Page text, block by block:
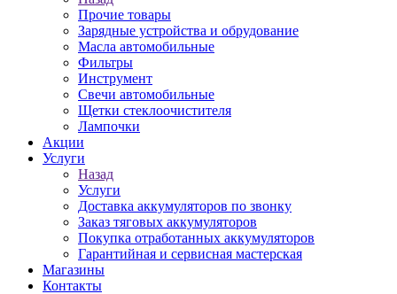
Прочие товары
Зарядные устройства и обрудование
Масла автомобильные
Фильтры
Инструмент
Свечи автомобильные
Щетки стеклоочистителя
Лампочки
Акции
Услуги
Назад
Услуги
Доставка аккумуляторов по звонку
Заказ тяговых аккумуляторов
Покупка отработанных аккумуляторов
Гарантийная и сервисная мастерская
Магазины
Контакты